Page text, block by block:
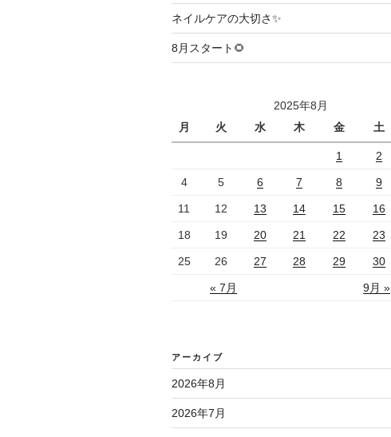
ネイルケアの大切さ✨
8月スタート🌻
2025年8月
月
火 水 木 金 土
« 7月 9月 »
1 2
4 5 6 7 8 9
11 12 13 14 15 16
18 19 20 21 22 23
25 26 27 28 29 30
アーカイブ
2026年8月
2026年7月